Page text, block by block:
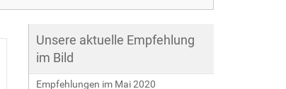
Unsere aktuelle Empfehlung
im Bild
Empfehlungen im Mai 2020